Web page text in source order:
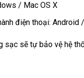
/ Mac OS X
điện thoại: Android
sạc sẽ tự bảo vệ hệ